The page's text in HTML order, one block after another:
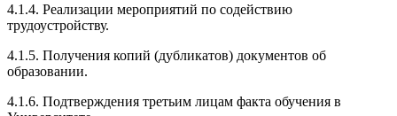
4.1.4. Реализации мероприятий по содействию
трудоустройству.
4.1.5. Получения копий (дубликатов) документов об
образовании.
4.1.6. Подтверждения третьим лицам факта обучения в